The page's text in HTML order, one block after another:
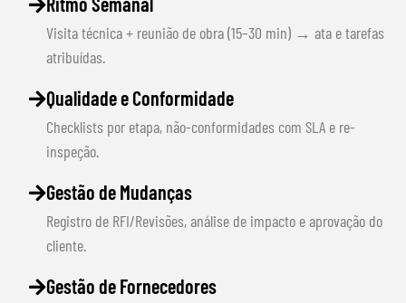
Visita técnica + reunião de obra (15–30 min) → ata e tarefas
atribuídas.
Qualidade e Conformidade
Checklists por etapa, não-conformidades com SLA e re-
inspeção.
Gestão de Mudanças
Registro de RFI/Revisões, análise de impacto e aprovação do
cliente.
Gestão de Fornecedores